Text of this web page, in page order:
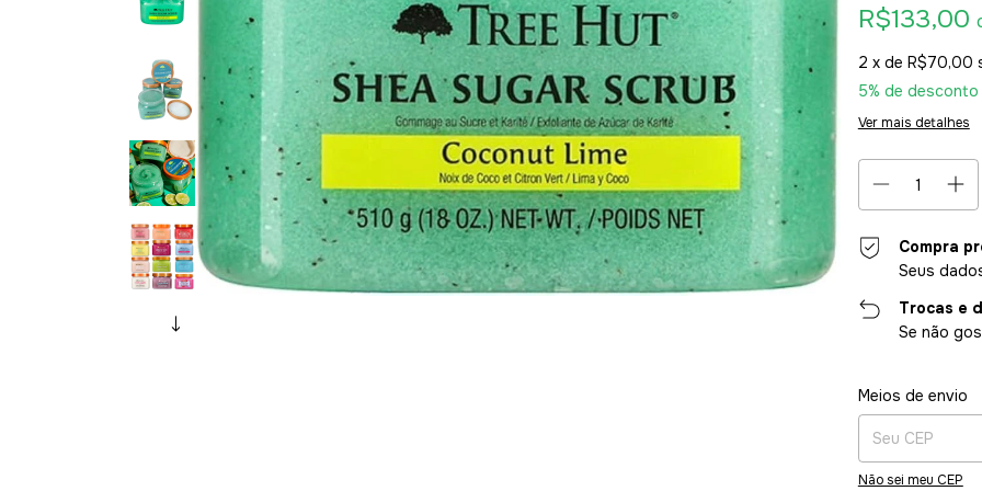
R$133,00
2 x de R$70,00
5% de desconto
Ver mais detalhes
Compra
Seus
Trocas e
Se não
Entregas para o CEP:
Meios de envio
Não sei meu CEP